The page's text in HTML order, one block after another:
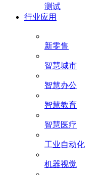
测试
行业应用
新零售
智慧城市
智慧办公
智慧教育
智慧医疗
工业自动化
机器视觉